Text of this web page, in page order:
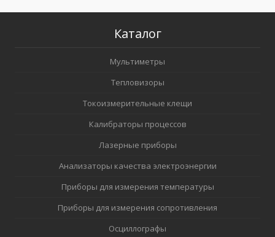
Каталог
Мультиметры
Тепловизоры
Токоизмерительные клещи
Калибраторы процессов
Лазерные приборы
Анализаторы качества электроэнергии
Приборы для измерения температуры
Приборы для измерения сопротивления
Осциллографы